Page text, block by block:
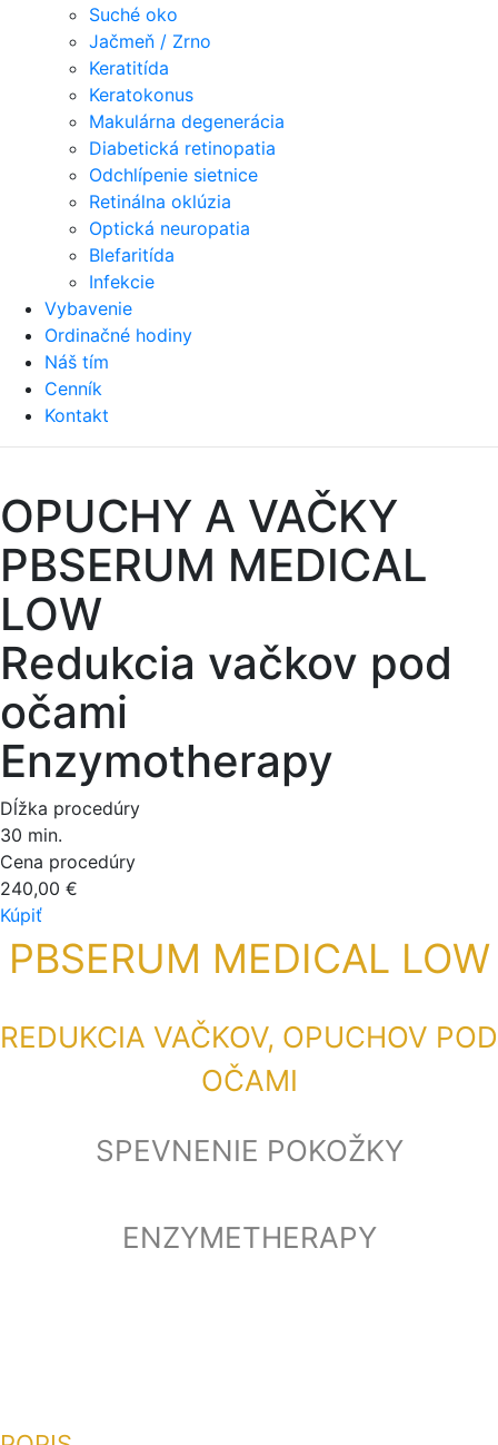
Suché oko
Jačmeň / Zrno
Keratitída
Keratokonus
Makulárna degenerácia
Diabetická retinopatia
Odchlípenie sietnice
Retinálna oklúzia
Optická neuropatia
Blefaritída
Infekcie
Vybavenie
Ordinačné hodiny
Náš tím
Cenník
Kontakt
OPUCHY A VAČKY
PBSERUM MEDICAL
LOW
Redukcia vačkov pod
očami
Enzymotherapy
Dĺžka procedúry
30 min.
Cena procedúry
240,00 €
Kúpiť
PBSERUM MEDICAL LOW
REDUKCIA VAČKOV, OPUCHOV POD
OČAMI
SPEVNENIE POKOŽKY
ENZYMETHERAPY